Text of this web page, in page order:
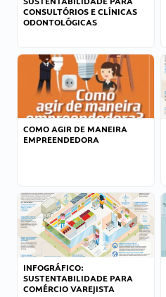
CONSULTÓRIOS E CLÍNICAS
ODONTOLÓGICAS
COMO AGIR DE MANEIRA
EMPREENDEDORA
INFOGRÁFICO:
SUSTENTABILIDADE PARA
COMÉRCIO VAREJISTA